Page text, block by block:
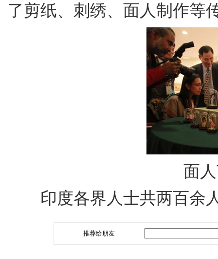
了剪纸、刺绣、面人制作等
面
印度各界人士共两百余
推荐给朋友